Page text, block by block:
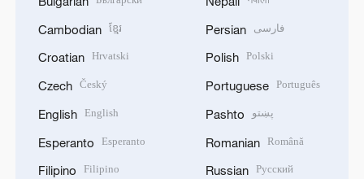
Cambodian ខ្មែរ
Croatian Hrvatski
Czech Český
English English
Esperanto Esperanto
Filipino Filipino
Persian فارسی
Polish Polski
Portuguese Português
Pashto پښتو
Romanian Română
Russian Русский